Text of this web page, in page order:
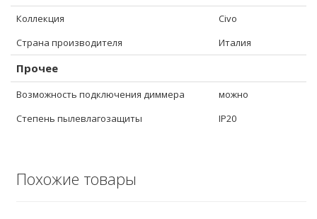
Коллекция
Civo
Страна производителя
Италия
Прочее
Возможность подключения диммера
можно
Степень пылевлагозащиты
IP20
Похожие товары